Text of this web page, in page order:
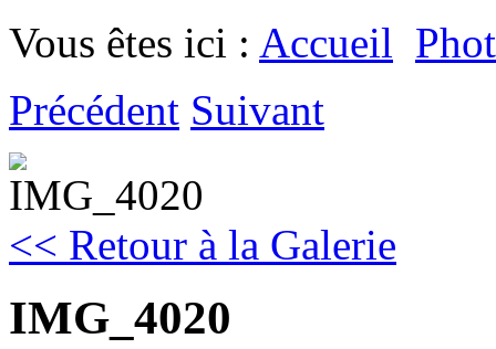
Vous êtes ici : Accueil
Précédent Suivant
<< Retour à la Galerie
IMG_4020